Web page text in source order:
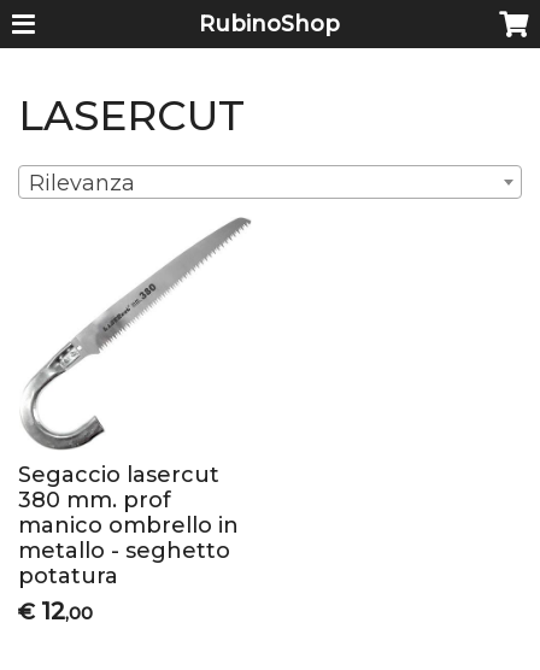
RubinoShop
LASERCUT
Rilevanza
Segaccio lasercut
380 mm. prof
manico ombrello in
metallo - seghetto
potatura
€ 12,00